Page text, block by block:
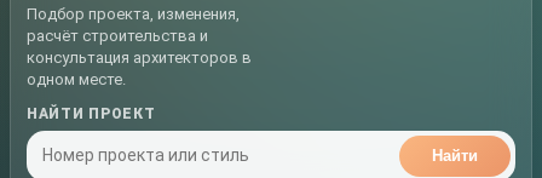
Подбор проекта, изменения,
расчёт строительства и
консультация архитекторов в
одном месте.
НАЙТИ ПРОЕКТ
Найти